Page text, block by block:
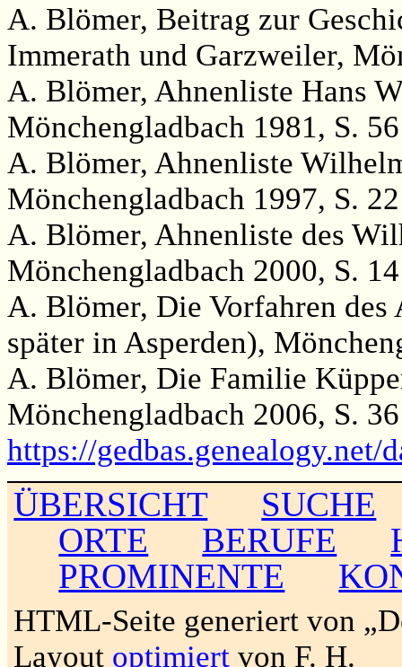
A. Blömer, Beitrag zur
Immerath und Garzweiler,
A. Blömer, Ahnenliste Hans
Mönchengladbach 1981, S. 56
A. Blömer, Ahnenliste
Mönchengladbach 1997, S. 22
A. Blömer, Ahnenliste des
Mönchengladbach 2000, S. 14
A. Blömer, Die Vorfahren
später in Asperden),
A. Blömer, Die Familie
Mönchengladbach 2006, S. 36
https://gedbas.genealogy.net/
ÜBERSICHT
SUCHE
ORTE
BERUFE
PROMINENTE
HTML-Seite generiert von
Layout optimiert von F. H.